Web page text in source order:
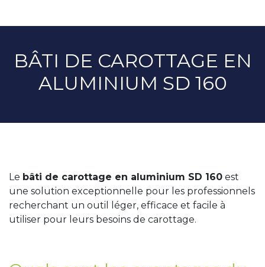
BÂTI DE CAROTTAGE EN
ALUMINIUM SD 160
Le bâti de carottage en aluminium SD 160 est
une solution exceptionnelle pour les professionnels
recherchant un outil léger, efficace et facile à
utiliser pour leurs besoins de carottage.